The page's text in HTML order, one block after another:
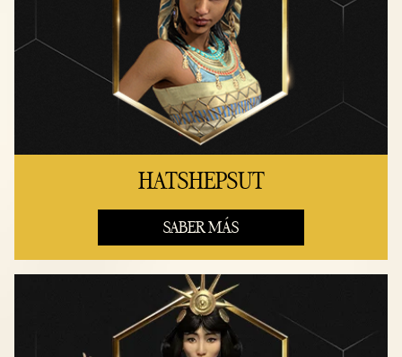
HATSHEPSUT
SABER MÁS